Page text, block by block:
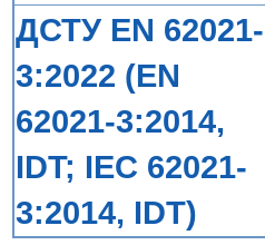
ДСТУ EN 62021-
3:2022 (EN
62021-3:2014,
IDT; IEC 62021-
3:2014, IDT)